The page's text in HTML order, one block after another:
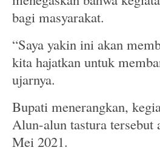
bagi masyarakat.
“Saya yakin ini akan
kita hajatkan untuk
ujarnya.
Bupati menerangkan,
Alun-alun tastura
Mei 2021.